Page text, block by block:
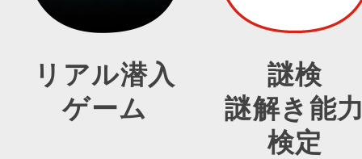
リアル潜入
ゲーム
謎検
謎解き能
検定